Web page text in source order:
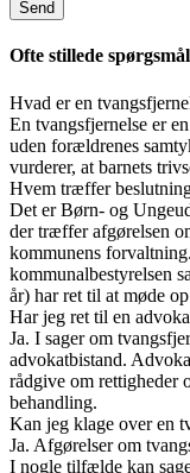
Send
Ofte stillede
Hvad er en
En tvangsfjernelse er
uden forældrenes
vurderer, at barnets
Hvem træffer
Det er Børn- og
der træffer afgørelsen
kommunens
kommunalbestyrelsen
år) har ret til at møde
Har jeg ret til en
Ja. I sager om
advokatbistand.
rådgive om rettigheder
behandling.
Kan jeg klage over en
Ja. Afgørelser om
I nogle tilfælde kan